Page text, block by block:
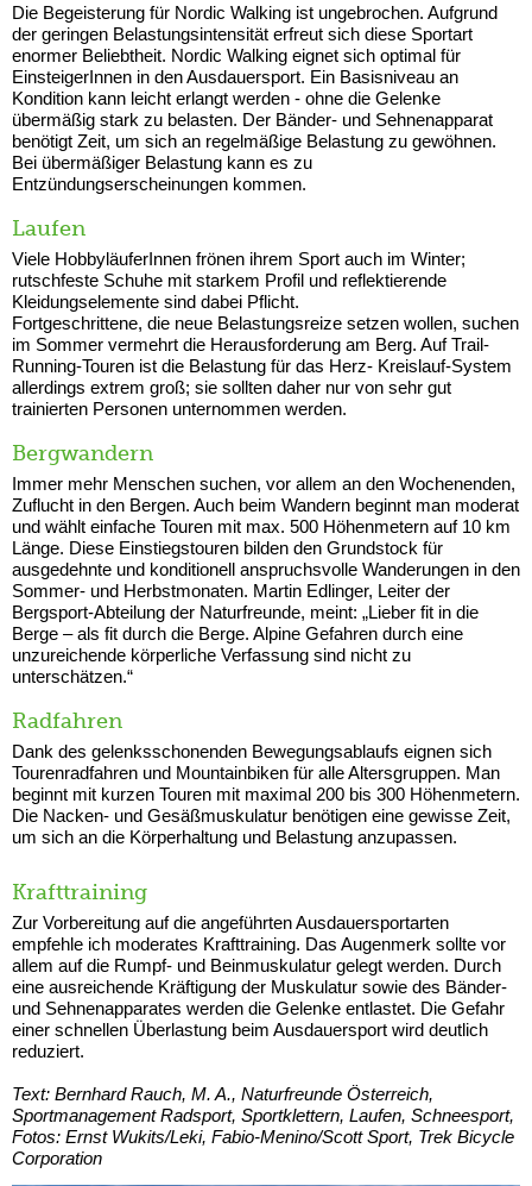
Die Begeisterung für Nordic Walking ist ungebrochen. Aufgrund
der geringen Belastungsintensität erfreut sich diese Sportart
enormer Beliebtheit. Nordic Walking eignet sich optimal für
EinsteigerInnen in den Ausdauersport. Ein Basisniveau an
Kondition kann leicht erlangt werden - ohne die Gelenke
übermäßig stark zu belasten. Der Bänder- und Sehnenapparat
benötigt Zeit, um sich an regelmäßige Belastung zu gewöhnen.
Bei übermäßiger Belastung kann es zu
Entzündungserscheinungen kommen.
Laufen
Viele HobbyläuferInnen frönen ihrem Sport auch im Winter;
rutschfeste Schuhe mit starkem Profil und reflektierende
Kleidungselemente sind dabei Pflicht.
Fortgeschrittene, die neue Belastungsreize setzen wollen, suchen
im Sommer vermehrt die Herausforderung am Berg. Auf Trail-
Running-Touren ist die Belastung für das Herz- Kreislauf-System
allerdings extrem groß; sie sollten daher nur von sehr gut
trainierten Personen unternommen werden.
Bergwandern
Immer mehr Menschen suchen, vor allem an den Wochenenden,
Zuflucht in den Bergen. Auch beim Wandern beginnt man moderat
und wählt einfache Touren mit max. 500 Höhenmetern auf 10 km
Länge. Diese Einstiegstouren bilden den Grundstock für
ausgedehnte und konditionell anspruchsvolle Wanderungen in den
Sommer- und Herbstmonaten. Martin Edlinger, Leiter der
Bergsport-Abteilung der Naturfreunde, meint: „Lieber fit in die
Berge – als fit durch die Berge. Alpine Gefahren durch eine
unzureichende körperliche Verfassung sind nicht zu
unterschätzen.“
Radfahren
Dank des gelenksschonenden Bewegungsablaufs eignen sich
Tourenradfahren und Mountainbiken für alle Altersgruppen. Man
beginnt mit kurzen Touren mit maximal 200 bis 300 Höhenmetern.
Die Nacken- und Gesäßmuskulatur benötigen eine gewisse Zeit,
um sich an die Körperhaltung und Belastung anzupassen.
Krafttraining
Zur Vorbereitung auf die angeführten Ausdauersportarten
empfehle ich moderates Krafttraining. Das Augenmerk sollte vor
allem auf die Rumpf- und Beinmuskulatur gelegt werden. Durch
eine ausreichende Kräftigung der Muskulatur sowie des Bänder-
und Sehnenapparates werden die Gelenke entlastet. Die Gefahr
einer schnellen Überlastung beim Ausdauersport wird deutlich
reduziert.
Text: Bernhard Rauch, M. A., Naturfreunde Österreich,
Sportmanagement Radsport, Sportklettern, Laufen, Schneesport,
Fotos: Ernst Wukits/Leki, Fabio-Menino/Scott Sport, Trek Bicycle
Corporation